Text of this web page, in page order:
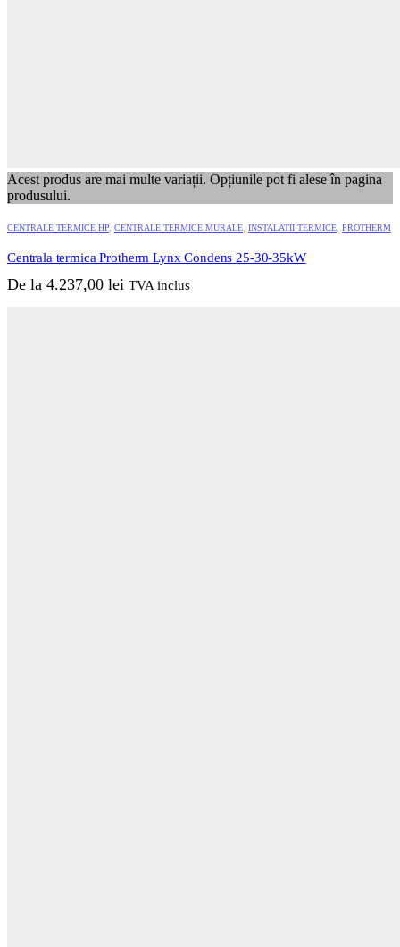
Acest produs are mai multe variații. Opțiunile pot fi alese în pagina
produsului.
CENTRALE TERMICE HP CENTRALE TERMICE MURALE INSTALATII TERMICE PROTHERM
Centrala termica Protherm Lynx Condens 25-30-35kW
De la 4.237,00 lei TVA inclus